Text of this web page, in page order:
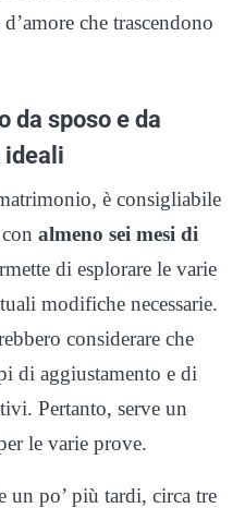
che trascendono
da sposo e da
ideali
è consigliabile
almeno sei mesi di
di esplorare le varie
modifiche necessarie.
considerare che
di aggiustamento e di
Pertanto, serve un
le varie prove.
po’ più tardi, circa tre